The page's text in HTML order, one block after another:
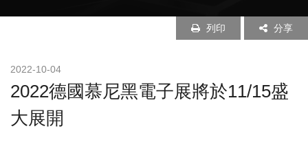
列印 分享
2022-10-04
2022德國慕尼黑電子展將於11/15盛
大展開